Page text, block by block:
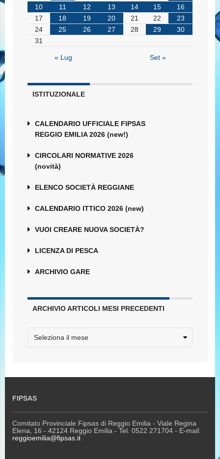
10
11 12 13 14 15
16
17
18 19 20 21 22
23
24
25 26 27 28 29
30
31
« Lug Set »
ISTITUZIONALE
CALENDARIO UFFICIALE FIPSAS
REGGIO EMILIA 2026 (new!)
CIRCOLARI NORMATIVE 2026
(novità)
ELENCO SOCIETÀ REGGIANE
CALENDARIO ITTICO 2026 (new)
VUOI CREARE NUOVA SOCIETÀ?
LICENZA DI PESCA
ARCHIVIO GARE
ARCHIVIO ARTICOLI MESI PRECEDENTI
FIPSAS
Comitato Provinciale Fipsas di Reggio Emilia - Viale Regina
Elena, 16 - 42124 Reggio Emilia - Tel. 0522 271704 - E-mail:
reggioemilia@fipsas.it